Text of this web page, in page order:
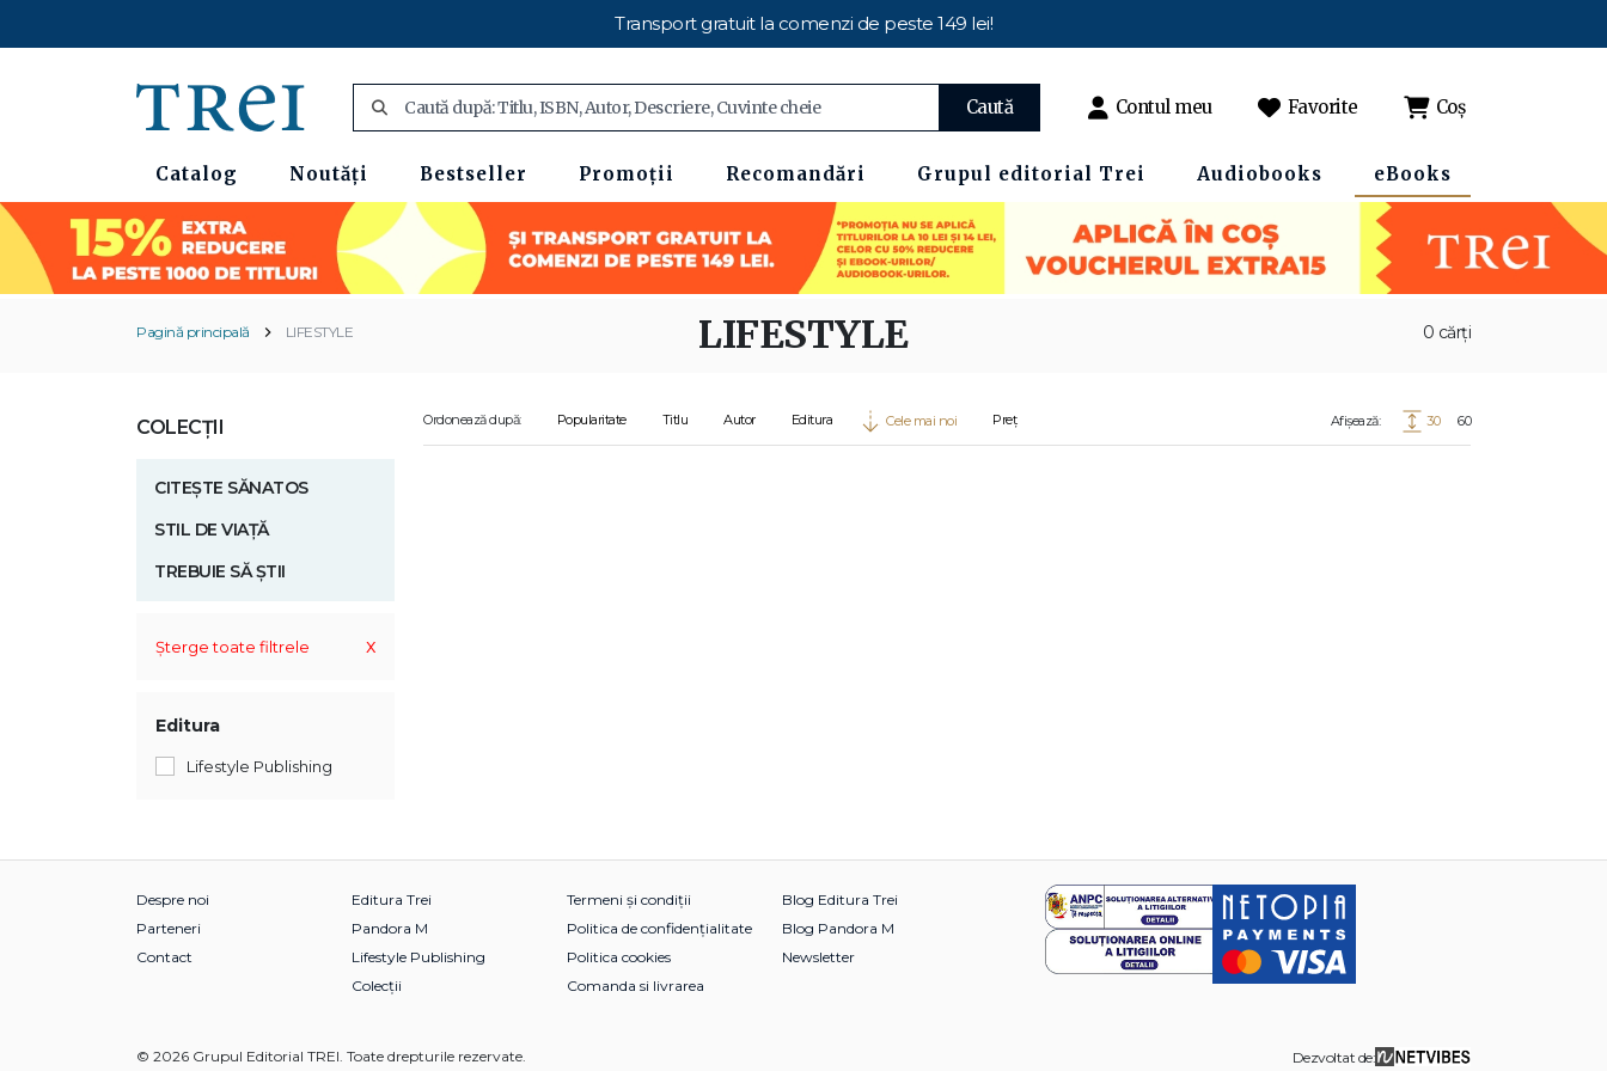
Transport gratuit la comenzi de peste 149 lei!
Caută Contul meu Favorite Coș
Catalog Noutăți Bestseller Promoții Recomandări Grupul editorial Trei Audiobooks eBooks
Pagină principală LIFESTYLE 0 cărți
LIFESTYLE
COLECȚII
CITEȘTE SĂNATOS
STIL DE VIAȚĂ
TREBUIE SĂ ȘTII
Șterge toate filtrele x
Editura
Lifestyle Publishing
Ordonează după: Popularitate Titlu Autor Editura Cele mai noi Preț Afișează: 30 60
Despre noi
Parteneri
Contact
Editura Trei
Pandora M
Lifestyle Publishing
Colecții
Termeni și condiții
Politica de confidențialitate
Politica cookies
Comanda si livrarea
Blog Editura Trei
Blog Pandora M
Newsletter
© 2026 Grupul Editorial TREI. Toate drepturile rezervate. Dezvoltat de: